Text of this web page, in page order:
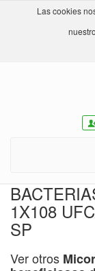
Las cookies
1X108
SP
Ver otros